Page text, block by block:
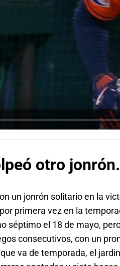
otro jonrón.
un jonrón solitario en la
primera vez en la
séptimo el 18 de mayo,
consecutivos, con un
va de temporada, el